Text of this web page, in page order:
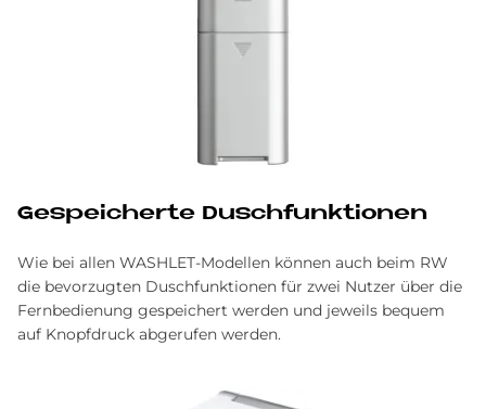
Ge­spei­cher­te Dusch­funk­tio­nen
Wie bei allen WASHLET-Modellen können auch beim RW
die bevorzugten Duschfunktionen für zwei Nutzer über die
Fernbedienung gespeichert werden und jeweils bequem
auf Knopfdruck abgerufen werden.